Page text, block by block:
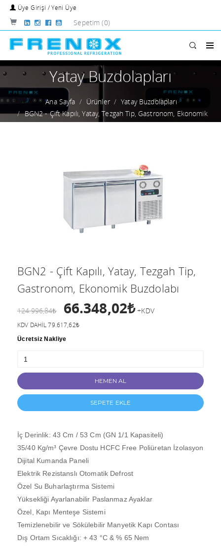
Üye Girişi / Yeni Üye
Sepetim(0)
Yatay Buzdolapları
Ana Sayfa Ürünler
Yatay Buzdolapları
BGN2 - Çift Kapılı, Yatay, Tezgah Tip, Gastronom, Ekonomik
Buzdolabı
BGN2 - Çift Kapılı, Yatay, Tezgah Tip,
Gastronom, Ekonomik Buzdolabı
124.996,84₺ 66.348,02₺+KDV
KDV DAHİL 79.617,62₺
Ücretsiz Nakliye
HEMEN AL
SEPETE EKLE
İç Derinlik: 43 Cm / 53 Cm (GN 1/1 Kapasiteli)
35/40 Kg/m³ Çevre Dostu HCFC Free Poliüretan İzolasyon
Dijital Kumanda Paneli
Elektrik Rezistanslı Otomatik Defrost
Özel Su Buharlaştırma Sistemi
Yüksekliği Ayarlanabilir Paslanmaz Ayaklar
Özel, Kapı Menteşe Sistemi
Temizlenebilir ve Sökülebilir Manyetik Kapı Contası
Dış Ortam Sıcaklığı: + 43 °C & % 65 Nem